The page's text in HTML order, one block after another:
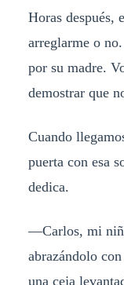
Horas después,
arreglarme o
por su madre.
demostrar que
Cuando
puerta con esa
dedica.
—Carlos, mi
abrazándolo
una ceja